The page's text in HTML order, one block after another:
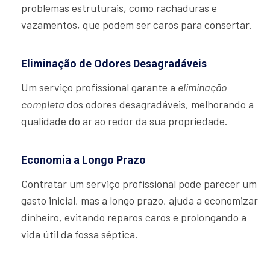
problemas estruturais, como rachaduras e
vazamentos, que podem ser caros para consertar.
Eliminação de Odores Desagradáveis
Um serviço profissional garante a eliminação
completa dos odores desagradáveis, melhorando a
qualidade do ar ao redor da sua propriedade.
Economia a Longo Prazo
Contratar um serviço profissional pode parecer um
gasto inicial, mas a longo prazo, ajuda a economizar
dinheiro, evitando reparos caros e prolongando a
vida útil da fossa séptica.